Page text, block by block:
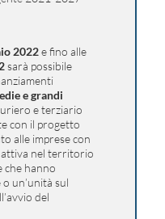
2022e fino alle
sarà possibile
e grandi
e terziario
con il progetto
alle imprese con
attiva nel territorio
che hanno
un’unità sul
del